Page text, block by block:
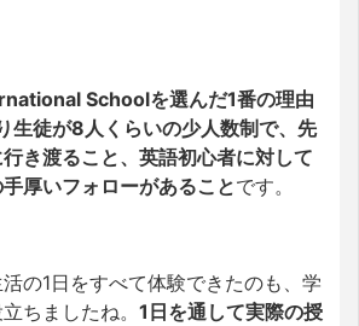
Schoolを選んだ1番の理由
生徒が8人くらいの少人数制で、先
き渡ること、英語初心者に対して
厚いフォローがあることです。
の1日をすべて体験できたのも、学
ちましたね。 1日を通して実際の授